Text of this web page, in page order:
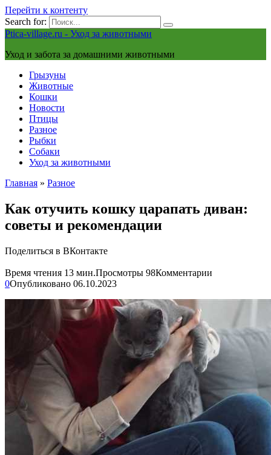
Перейти к контенту
Search for:
Ptica-village.ru - Уход за животными
Уход и забота за домашними животными
Грызуны
Животные
Кошки
Новости
Птицы
Разное
Рыбки
Собаки
Уход за животными
Главная » Разное
Как отучить кошку царапать диван:
советы и рекомендации
Поделиться в ВКонтакте
Время чтения 13 мин.Просмотры 98Комментарии
0Опубликовано 06.10.2023